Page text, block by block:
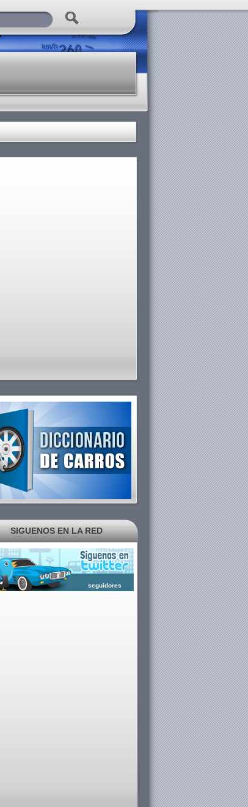
SIGUENOS EN LA RED
seguidores